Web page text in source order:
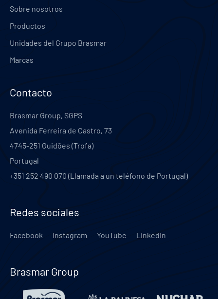
Sobre nosotros
Productos
Unidades del Grupo Brasmar
Marcas
Contacto
Brasmar Group, SGPS
Avenida Ferreira de Castro, 73
4745-251 Guidões (Trofa)
Portugal
+351 252 490 070 (Llamada a un teléfono de Portugal)
Redes sociales
Facebook Instagram YouTube LinkedIn
Brasmar Group